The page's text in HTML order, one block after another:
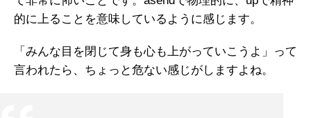
的に上ることを意味しているように感じます。
「みんな目を閉じて身も心も上がっていこうよ」って
言われたら、ちょっと危ない感じがしますよね。